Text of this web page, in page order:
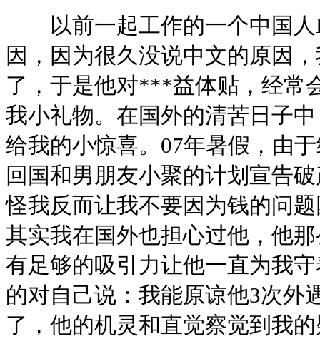
以前一起工作的一个中国人
因，因为很久没说中文的原因
了，于是他对***益体贴，经常
我小礼物。在国外的清苦日子
给我的小惊喜。07年暑假，由
回国和男朋友小聚的计划宣告
怪我反而让我不要因为钱的问
其实我在国外也担心过他，他
有足够的吸引力让他一直为我
的对自己说：我能原谅他3次外
了，他的机灵和直觉察觉到我